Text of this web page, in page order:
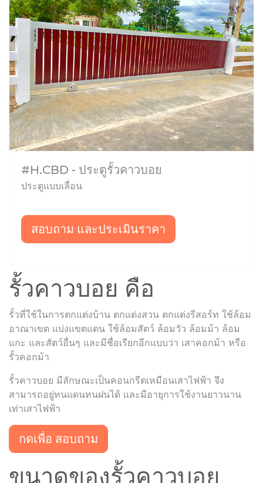
#H.CBD - ประตูรั้วคาวบอย
ประตูแบบเลื่อน
สอบถาม และประเมินราคา
รั้วคาวบอย คือ
รั้วที่ใช้ในการตกแต่งบ้าน ตกแต่งสวน ตกแต่งรีสอร์ท ใช้ล้อม
อาณาเขต แบ่งแขตแดน ใช้ล้อมสัตว์ ล้อมวัว ล้อมม้า ล้อม
แกะ และสัตว์อื่นๆ และมีชื่อเรียกอีกแบบว่า เสาคอกม้า หรือ
รั้วคอกม้า
รั้วคาวบอย มีลักษณะเป็นคอนกรีตเหมือนเสาไฟฟ้า จึง
สามารถอยู่ทนแดนทนฝนได้ และมีอายุการใช้งานยาวนาน
เท่าเสาไฟฟ้า
กดเพื่อ สอบถาม
ขนาดของรั้วคาวบอย